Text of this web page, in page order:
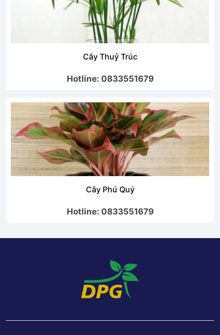
Lan Đai Châu (Nghinh Xuân)
Hotline: 0833551679
Cây Trầu Bà
Hotline: 0833551679